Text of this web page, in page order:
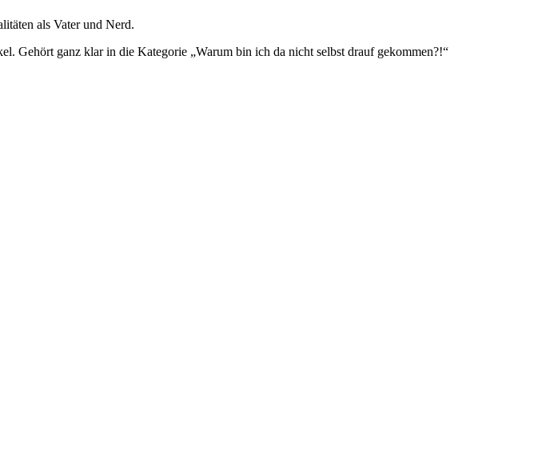
als Vater und Nerd.
ganz klar in die Kategorie „Warum bin ich da nicht selbst drauf gekommen?!“